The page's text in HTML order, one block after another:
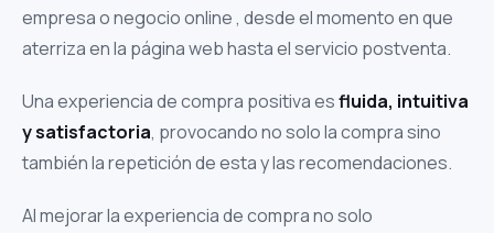
empresa o negocio online , desde el momento en que
aterriza en la página web hasta el servicio postventa.
Una experiencia de compra positiva esfluida, intuitiva
y satisfactoria, provocando no solo la compra sino
también la repetición de esta y las recomendaciones.
Al mejorar la experiencia de compra no solo